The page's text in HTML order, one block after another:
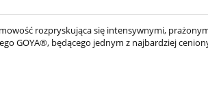
rozpryskująca się intensywnymi,
GOYA®, będącego jednym z najbardziej